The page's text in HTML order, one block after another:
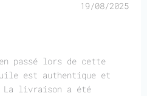
19/08/2025
passé lors de cette
est authentique et
La livraison a été